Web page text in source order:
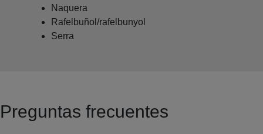
Naquera
Rafelbuñol/rafelbunyol
Serra
Preguntas frecuentes